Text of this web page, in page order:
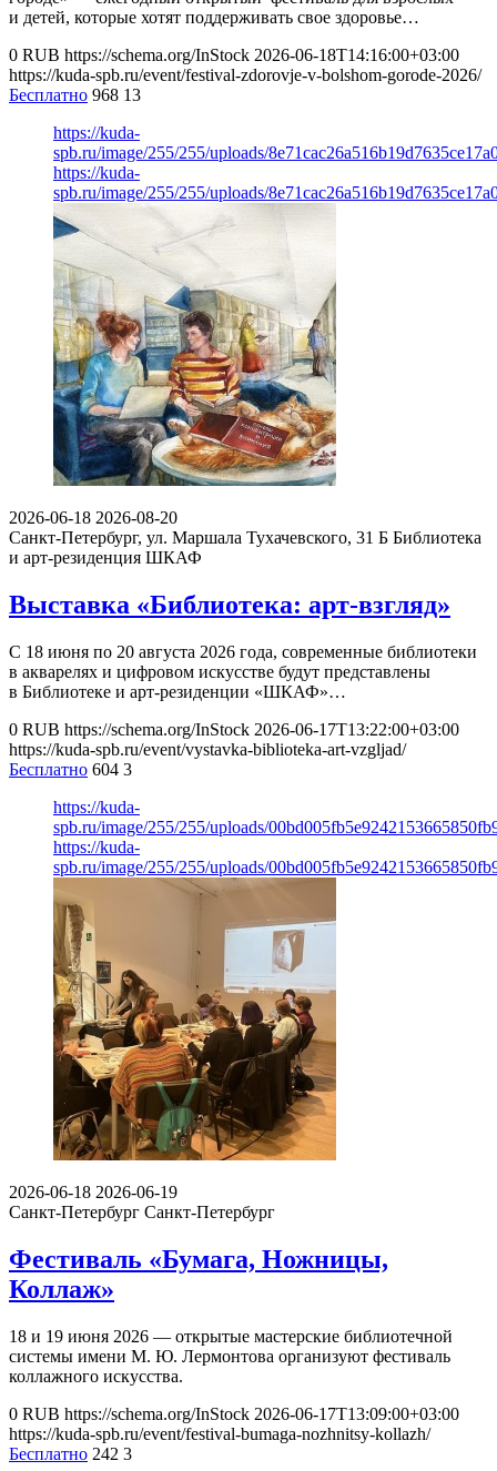
и детей, которые хотят поддерживать свое здоровье…
0 RUB https://schema.org/InStock 2026-06-18T14:16:00+03:00
https://kuda-spb.ru/event/festival-zdorovje-v-bolshom-gorode-2026/
Бесплатно 968 13
https://kuda-
spb.ru/image/255/255/uploads/
https://kuda-
spb.ru/image/255/255/uploads/
2026-06-18 2026-08-20
Санкт-Петербург, ул. Маршала Тухачевского, 31 Б Библиотека
и арт-резиденция ШКАФ
Выставка «Библиотека: арт-взгляд»
С 18 июня по 20 августа 2026 года, современные библиотеки
в акварелях и цифровом искусстве будут представлены
в Библиотеке и арт-резиденции «ШКАФ»…
0 RUB https://schema.org/InStock 2026-06-17T13:22:00+03:00
https://kuda-spb.ru/event/vystavka-biblioteka-art-vzgljad/
Бесплатно 604 3
https://kuda-
spb.ru/image/255/255/uploads/
https://kuda-
spb.ru/image/255/255/uploads/
2026-06-18 2026-06-19
Санкт-Петербург Санкт-Петербург
Фестиваль «Бумага, Ножницы,
Коллаж»
18 и 19 июня 2026 — открытые мастерские библиотечной
системы имени М. Ю. Лермонтова организуют фестиваль
коллажного искусства.
0 RUB https://schema.org/InStock 2026-06-17T13:09:00+03:00
https://kuda-spb.ru/event/festival-bumaga-nozhnitsy-kollazh/
Бесплатно 242 3